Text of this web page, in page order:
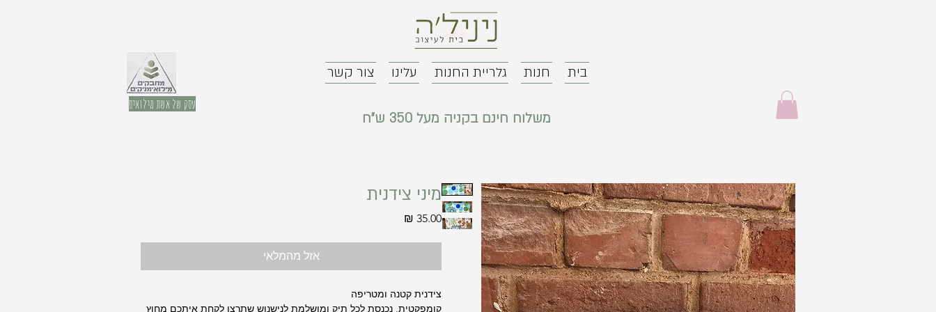
עסק של אשת מילואים
בית חנות גלריית החנות עלינו צור קשר
משלוח חינם בקניה מעל 350 ש"ח
מיני צידנית
מחיר
אזל מהמלאי
צידנית קטנה ומטריפה
קומפקטית, נכנסת לכל תיק ומושלמת לנישנוש שתרצו לקחת איתכם מחוץ